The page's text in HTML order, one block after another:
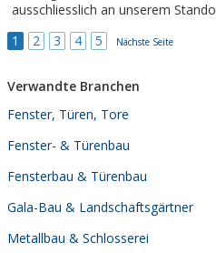
ausschliesslich an unserem
1 2 3 4 5 Nächste Seite
Verwandte Branchen
Fenster, Türen, Tore
Fenster- & Türenbau
Fensterbau & Türenbau
Gala-Bau & Landschaftsgärtner
Metallbau & Schlosserei